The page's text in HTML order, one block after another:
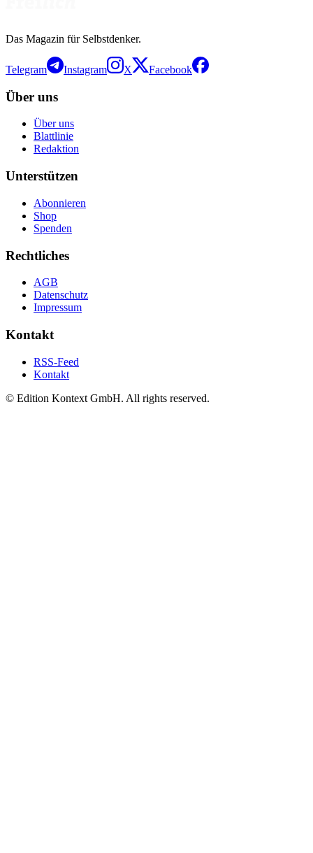
Das Magazin für Selbstdenker.
Telegram Instagram X Facebook
Über uns
Über uns
Blattlinie
Redaktion
Unterstützen
Abonnieren
Shop
Spenden
Rechtliches
AGB
Datenschutz
Impressum
Kontakt
RSS-Feed
Kontakt
© Edition Kontext GmbH. All rights reserved.